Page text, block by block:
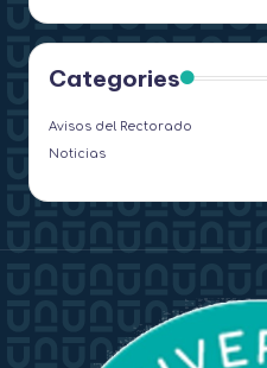
Categories
Avisos del Rectorado
Noticias